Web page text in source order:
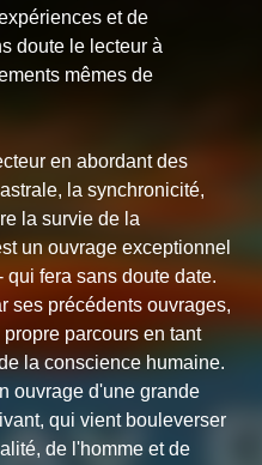
et de
doute le lecteur à
mêmes de
en abordant des
la synchronicité,
la survie de la
un ouvrage exceptionnel
qui fera sans doute date.
ses précédents ouvrages,
parcours en tant
la conscience humaine.
ouvrage d'une grande
qui vient bouleverser
de l'homme et de